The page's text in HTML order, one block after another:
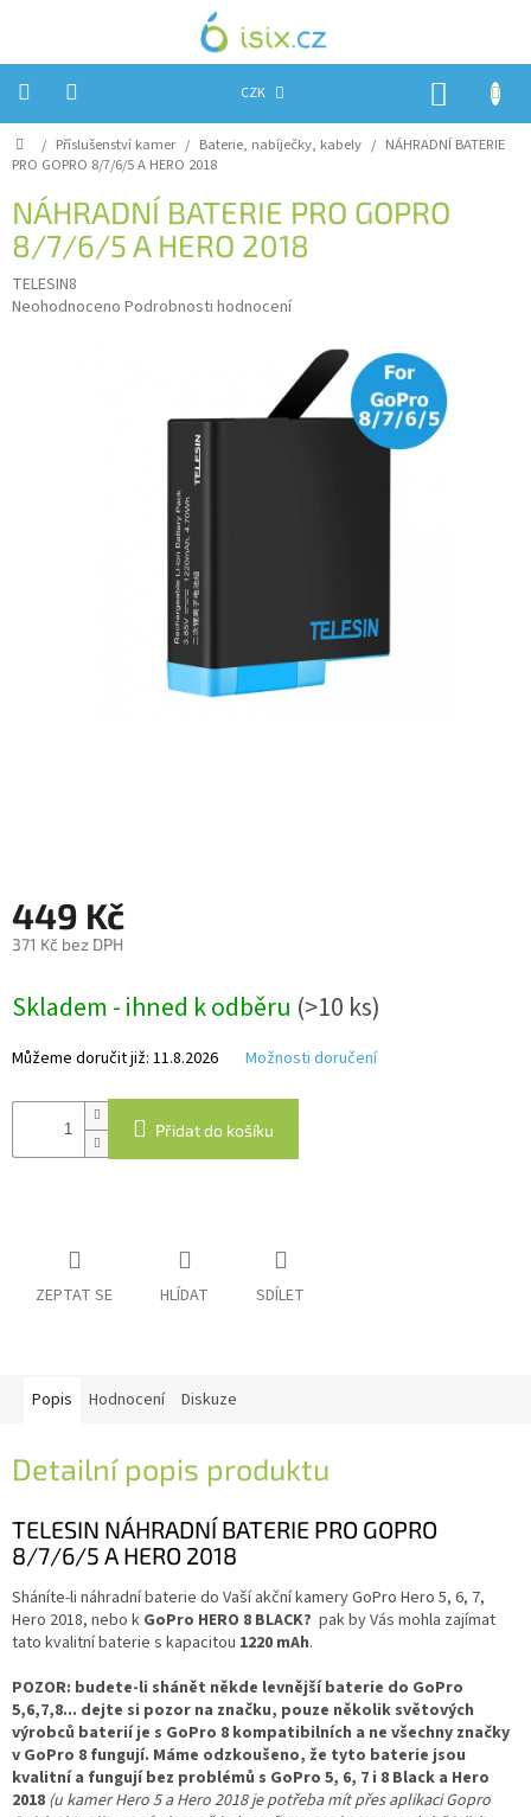
CZK
Úvod
Reklamace?
Obchodní
podmínky
Návody,
Fitness
vybavení
Webkamery
náramky
kamery
Domů
/ Příslušenství kamer / Baterie, nabíječky, kabely / NÁHRADNÍ BATERIE
PRO GOPRO 8/7/6/5 A HERO 2018
NÁHRADNÍ BATERIE PRO GOPRO
8/7/6/5 A HERO 2018
TELESIN8
Průměrné
Neohodnoceno Podrobnosti hodnocení
449 Kč
371 Kč bez DPH
cena:
Skladem - ihned k odběru (>10 ks)
Můžeme doručit již: 11.8.2026 Možnosti doručení
Přidat do košíku
ZEPTAT SE HLÍDAT SDÍLET
Popis Hodnocení Diskuze
Detailní popis produktu
TELESIN NÁHRADNÍ BATERIE PRO GOPRO
8/7/6/5 A HERO 2018
Sháníte-li náhradní baterie do Vaší akční kamery GoPro Hero 5, 6, 7,
Hero 2018, nebo k GoPro HERO 8 BLACK? pak by Vás mohla zajímat
tato kvalitní baterie s kapacitou 1220 mAh.
POZOR: budete-li shánět někde levnější baterie do GoPro
5,6,7,8... dejte si pozor na značku, pouze několik světových
výrobců baterií je s GoPro 8 kompatibilních a ne všechny značky
v GoPro 8 fungují. Máme odzkoušeno, že tyto baterie jsou
kvalitní a fungují bez problémů s GoPro 5, 6, 7 i 8 Black a Hero
2018 (u kamer Hero 5 a Hero 2018 je potřeba mít přes aplikaci Gopro